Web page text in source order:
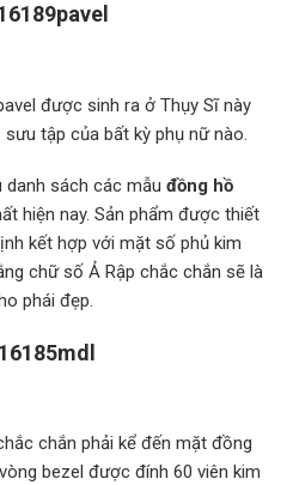
được sinh ra ở Thụy Sĩ này
tập của bất kỳ phụ nữ nào.
sách các mẫu đồng hồ
hiện nay. Sản phẩm được thiết
kết hợp với mặt số phủ kim
chữ số Ả Rập chắc chắn sẽ là
phái đẹp.
chắn phải kể đến mặt đồng
bezel được đính 60 viên kim